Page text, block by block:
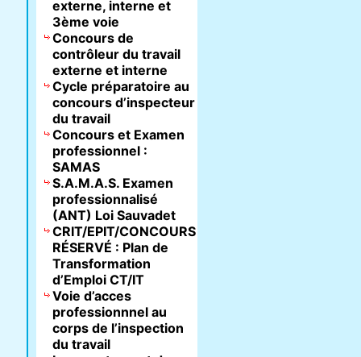
externe, interne et
3ème voie
Concours de
contrôleur du travail
externe et interne
Cycle préparatoire au
concours d’inspecteur
du travail
Concours et Examen
professionnel :
SAMAS
S.A.M.A.S. Examen
professionnalisé
(ANT) Loi Sauvadet
CRIT/EPIT/CONCOURS
RÉSERVÉ : Plan de
Transformation
d’Emploi CT/IT
Voie d’acces
professionnnel au
corps de l’inspection
du travail